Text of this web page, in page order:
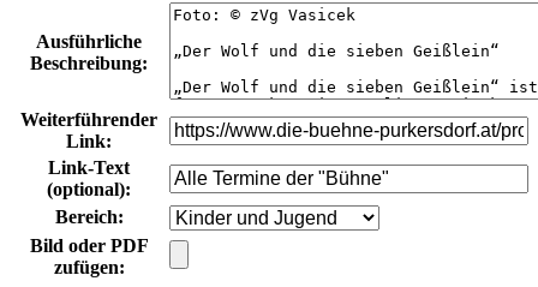
Ausführliche
Beschreibung:
Weiterführender
Link:
Link-Text
(optional):
Bereich:
Bild oder PDF
zufügen: